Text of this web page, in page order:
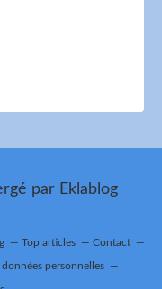
par Eklablog
Top articles Contact
personnelles